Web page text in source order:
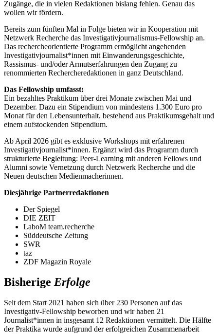
Zugänge, die in vielen Redaktionen bislang fehlen. Genau das
wollen wir fördern.
Bereits zum fünften Mal in Folge bieten wir in Kooperation mit
Netzwerk Recherche das Investigativjournalismus-Fellowship an.
Das rechercheorientierte Programm ermöglicht angehenden
Investigativjournalist*innen mit Einwanderungsgeschichte,
Rassismus- und/oder Armutserfahrungen den Zugang zu
renommierten Rechercheredaktionen in ganz Deutschland.
Das Fellowship umfasst:
Ein bezahltes Praktikum über drei Monate zwischen Mai und
Dezember. Dazu ein Stipendium von mindestens 1.300 Euro pro
Monat für den Lebensunterhalt, bestehend aus Praktikumsgehalt und
einem aufstockenden Stipendium.
Ab April 2026 gibt es exklusive Workshops mit erfahrenen
Investigativjournalist*innen. Ergänzt wird das Programm durch
strukturierte Begleitung: Peer-Learning mit anderen Fellows und
Alumni sowie Vernetzung durch Netzwerk Recherche und die
Neuen deutschen Medienmacherinnen.
Diesjährige Partnerredaktionen
Der Spiegel
DIE ZEIT
LaboM team.recherche
Süddeutsche Zeitung
SWR
taz
ZDF Magazin Royale
Bisherige Erfolge
Seit dem Start 2021 haben sich über 230 Personen auf das
Investigativ-Fellowship beworben und wir haben 21
Journalist*innen in insgesamt 12 Redaktionen vermittelt. Die Hälfte
der Praktika wurde aufgrund der erfolgreichen Zusammenarbeit